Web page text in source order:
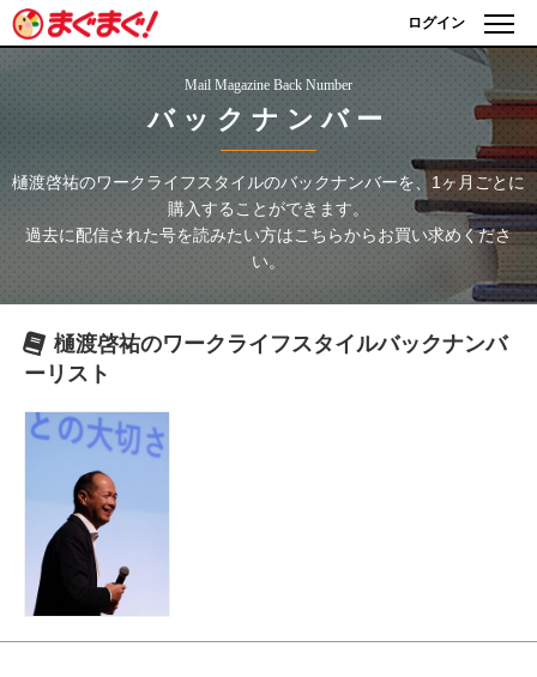
ログイン
Mail Magazine Back Number
バックナンバー
樋渡啓祐のワークライフスタイルのバックナンバーを、1ヶ月ごとに
購入することができます。
過去に配信された号を読みたい方はこちらからお買い求めくださ
い。
樋渡啓祐のワークライフスタイルバックナンバ
ーリスト